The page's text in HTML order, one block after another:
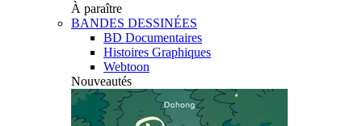
À paraître
BANDES DESSINÉES
BD Documentaires
Histoires Graphiques
Webtoon
Nouveautés